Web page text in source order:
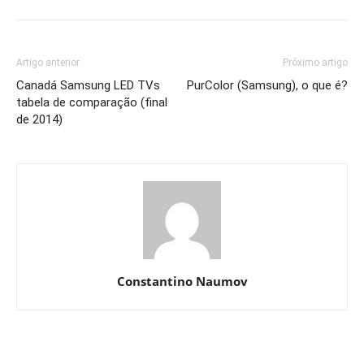
Artigo anterior
Canadá Samsung LED TVs
tabela de comparação (final
de 2014)
Próximo artigo
PurColor (Samsung), o que é?
Constantino Naumov